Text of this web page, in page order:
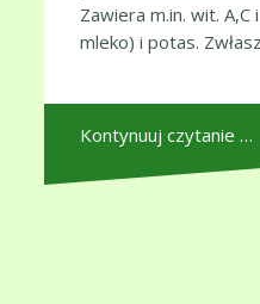
Zawiera m.in. wit.
mleko) i potas.
Kontynuuj czytanie …